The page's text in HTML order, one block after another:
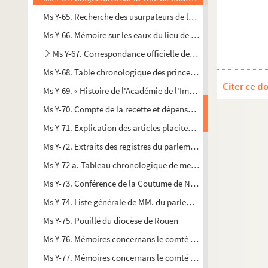
Ms Y-65. Recherche des usurpateurs de la qualité noble en
Ms Y-66. Mémoire sur les eaux du lieu de Santé, par le R. P.
Ms Y-67. Correspondance officielle de MM. de
Ms Y-68. Table chronologique des princes ou présidens, des
Ms Y-69. « Histoire de l'Académie de l'Immaculée
Ms Y-70. Compte de la recette et dépense du bien et revenu
Ms Y-71. Explication des articles placitez du Parlement de
Ms Y-72. Extraits des registres du parlement de Rouen
Ms Y-72 a. Tableau chronologique de messieurs les
Ms Y-73. Conférence de la Coutume de Normandie avec celle
Ms Y-74. Liste générale de MM. du parlement de
Ms Y-75. Pouillé du diocèse de Rouen
Ms Y-76. Mémoires concernans le comté d'Eu, qui fait partie
Ms Y-77. Mémoires concernans le comté d'Eu, sa situation,
Citer ce